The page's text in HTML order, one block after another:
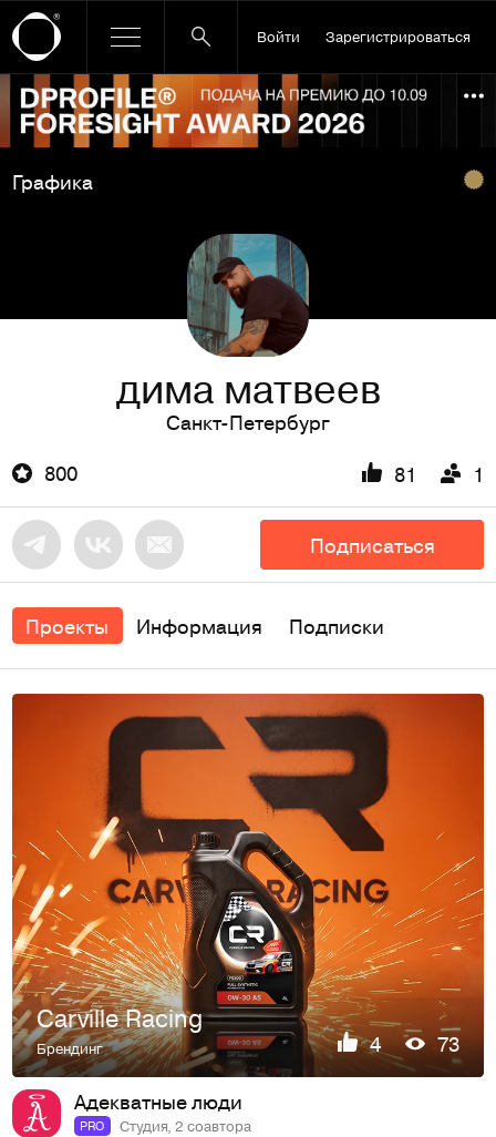
Войти Зарегистрироваться
Ссылка баннера
Графика
дима матвеев
Санкт-Петербург
800
81 1
Подписаться
Проекты Информация Подписки
Carville Racing
Брендинг 4 73
Адекватные люди
PRO Студия, 2 соавтора